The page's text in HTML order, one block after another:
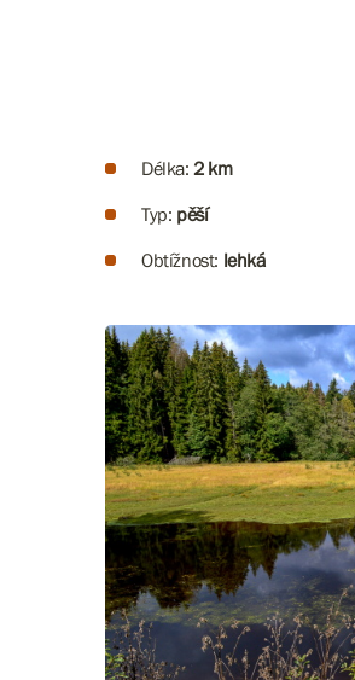
Délka:2 km
Typ: pěší
Obtížnost: lehká